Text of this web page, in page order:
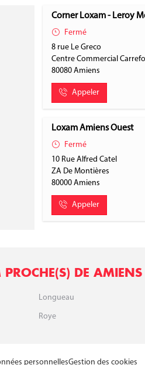
Corner Loxam - Leroy
Fermé
8 rue Le Greco
Centre Commercial
80080 Amiens
Appeler
Loxam Amiens Ouest
Fermé
10 Rue Alfred Catel
ZA De Montières
80000 Amiens
Appeler
DE AMIENS
Longueau
Roye
personnellesGestion des cookies